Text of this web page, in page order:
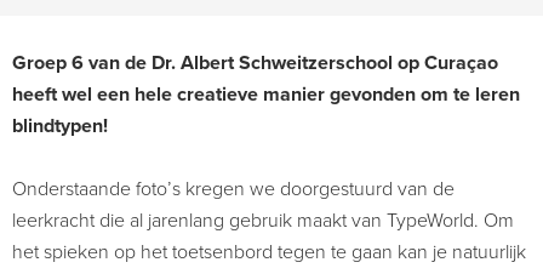
Groep 6 van de Dr. Albert Schweitzerschool op Curaçao
heeft wel een hele creatieve manier gevonden om te leren
blindtypen!
Onderstaande foto’s kregen we doorgestuurd van de
leerkracht die al jarenlang gebruik maakt van TypeWorld. Om
het spieken op het toetsenbord tegen te gaan kan je natuurlijk